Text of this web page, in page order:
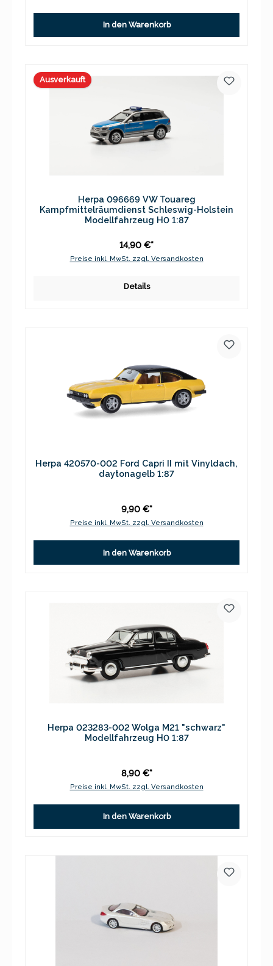
In den Warenkorb
Ausverkauft
Herpa 096669 VW Touareg
Kampfmittelräumdienst Schleswig-Holstein
Modellfahrzeug H0 1:87
14,90 €*
Preise inkl. MwSt. zzgl. Versandkosten
Details
Herpa 420570-002 Ford Capri II mit Vinyldach,
daytonagelb 1:87
9,90 €*
Preise inkl. MwSt. zzgl. Versandkosten
In den Warenkorb
Herpa 023283-002 Wolga M21 "schwarz"
Modellfahrzeug H0 1:87
8,90 €*
Preise inkl. MwSt. zzgl. Versandkosten
In den Warenkorb